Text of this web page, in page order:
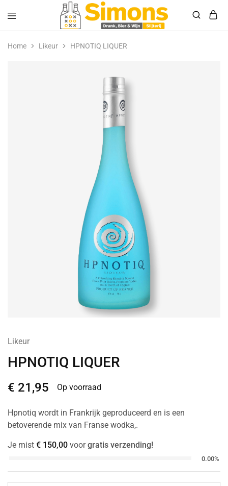
Simonsdrank.nl
Drank,
Bier
&
Home Likeur HPNOTIQ LIQUER
Likeur
HPNOTIQ LIQUER
€ 21,95 Op voorraad
Hpnotiq wordt in Frankrijk geproduceerd en is een
betoverende mix van Franse wodka,.
Je mist € 150,00 voorgratis verzending!
0.00%